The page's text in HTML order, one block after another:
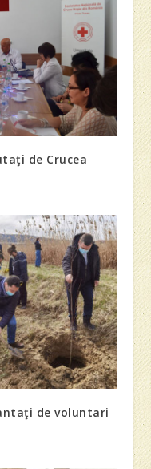
de Crucea
de voluntari